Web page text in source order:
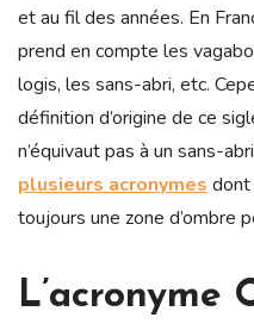
et au fil des années. En
prend en compte les
logis, les sans-abri, etc.
définition d’origine de ce
n’équivaut pas à un sans-
plusieurs acronymes
toujours une zone d’ombre
L’acronyme